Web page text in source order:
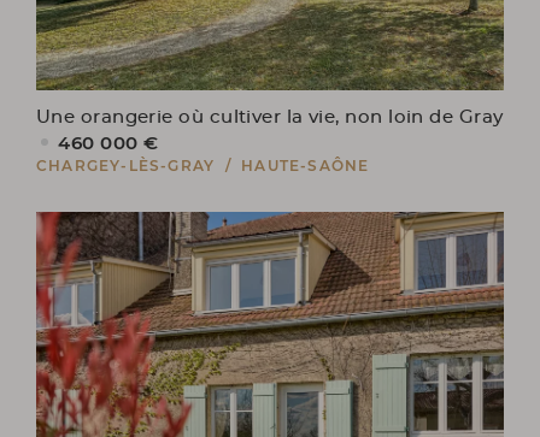
Une orangerie où cultiver la vie, non loin de Gray
460 000 €
CHARGEY-LÈS-GRAY / HAUTE-SAÔNE